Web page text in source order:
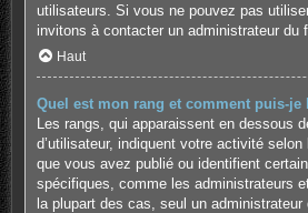
utilisateurs. Si vous ne pouvez pas
invitons à contacter un administrateur du
Haut
Quel est mon rang et comment puis-je
Les rangs, qui apparaissent en dessous
d’utilisateur, indiquent votre activité
que vous avez publié ou identifient
spécifiques, comme les administrateurs
la plupart des cas, seul un